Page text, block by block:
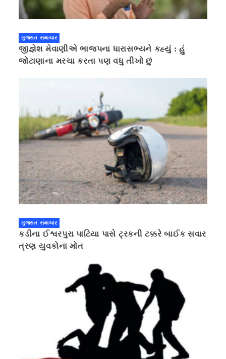
ગુજરાત સમાચાર
જીજ્ઞેશ મેવાણીએ ભાજપના ધારાસભ્યને કહ્યું : હું
જોટાણાના મરચા કરતા પણ વધુ તીખો છું
ગુજરાત સમાચાર
કડીના ઈશ્વરપુરા પાટિયા પાસે ટ્રકની ટક્કરે બાઈક સવાર
ત્રણ યુવકોના મોત